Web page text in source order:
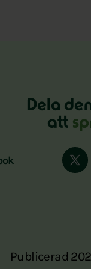
Dela
att
Publicerad